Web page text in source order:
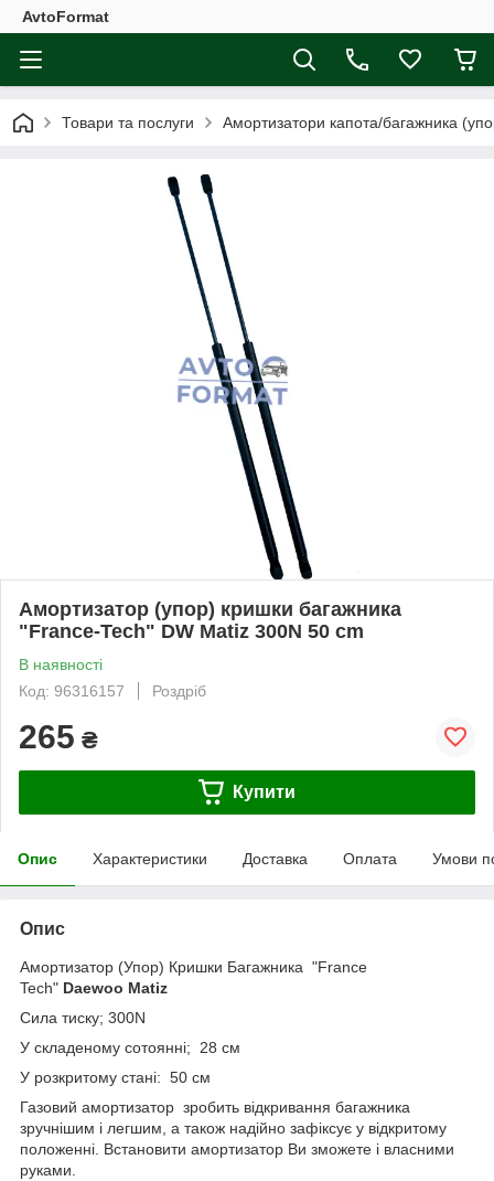
AvtoFormat
Товари та послуги Амортизатори капота/багажника
Амортизатор (упор) кришки багажника
"France-Tech" DW Matiz 300N 50 cm
В наявності
Код: 96316157
Роздріб
265 ₴
Купити
Опис Характеристики Доставка Оплата Умови
Опис
Амортизатор (Упор) Кришки Багажника "France
Tech" Daewoo Matiz
Сила тиску; 300N
У складеному сотоянні; 28 см
У розкритому стані: 50 см
Газовий амортизатор зробить відкривання багажника
зручнішим і легшим, а також надійно зафіксує у відкритому
положенні. Встановити амортизатор Ви зможете і власними
руками.